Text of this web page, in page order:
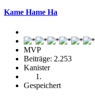
Kame Hame Ha
MVP
Beiträge: 2.253
Kanister
Gespeichert